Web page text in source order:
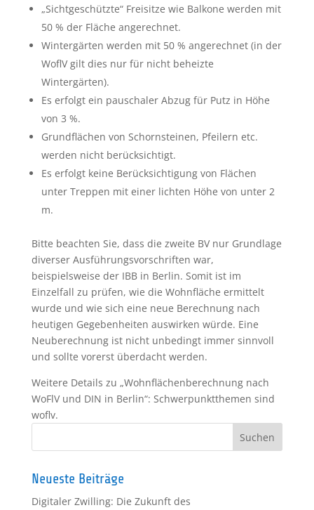
„Sichtgeschützte“ Freisitze wie Balkone werden mit
50 % der Fläche angerechnet.
Wintergärten werden mit 50 % angerechnet (in der
WoflV gilt dies nur für nicht beheizte
Wintergärten).
Es erfolgt ein pauschaler Abzug für Putz in Höhe
von 3 %.
Grundflächen von Schornsteinen, Pfeilern etc.
werden nicht berücksichtigt.
Es erfolgt keine Berücksichtigung von Flächen
unter Treppen mit einer lichten Höhe von unter 2
m.
Bitte beachten Sie, dass die zweite BV nur Grundlage
diverser Ausführungsvorschriften war,
beispielsweise der IBB in Berlin. Somit ist im
Einzelfall zu prüfen, wie die Wohnfläche ermittelt
wurde und wie sich eine neue Berechnung nach
heutigen Gegebenheiten auswirken würde. Eine
Neuberechnung ist nicht unbedingt immer sinnvoll
und sollte vorerst überdacht werden.
Weitere Details zu „Wohnflächenberechnung nach
WoFlV und DIN in Berlin“: Schwerpunktthemen sind
woflv.
Neueste Beiträge
Digitaler Zwilling: Die Zukunft des